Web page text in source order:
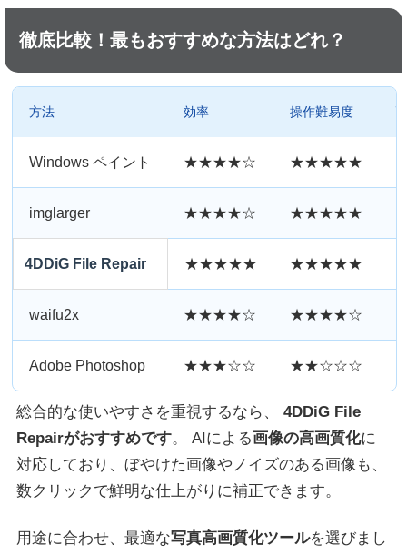
徹底比較！最もおすすめな方法はどれ？
方法 効率 操作難易度
Windows ペイント ★★★★☆ ★★★★★
imglarger ★★★★☆ ★★★★★
4DDiG File Repair ★★★★★ ★★★★★
waifu2x ★★★★☆ ★★★★☆
Adobe Photoshop ★★★☆☆ ★★☆☆☆
総合的な使いやすさを重視するなら、 4DDiG File
Repairがおすすめです。 AIによる画像の高画質化に
対応しており、ぼやけた画像やノイズのある画像も、
数クリックで鮮明な仕上がりに補正できます。
用途に合わせ、最適な写真高画質化ツールを選びまし